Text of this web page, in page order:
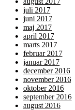
juli 2017
juni 2017
maj 2017
april 2017
marts 2017
februar 2017
januar 2017
december 2016
november 2016
oktober 2016
september 2016
august 2016